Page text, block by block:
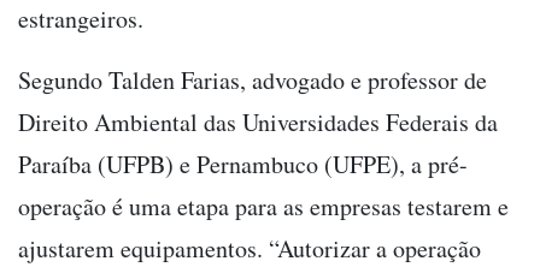
estrangeiros.
Segundo Talden Farias, advogado e professor de
Direito Ambiental das Universidades Federais da
Paraíba (UFPB) e Pernambuco (UFPE), a pré-
operação é uma etapa para as empresas testarem e
ajustarem equipamentos. “Autorizar a operação